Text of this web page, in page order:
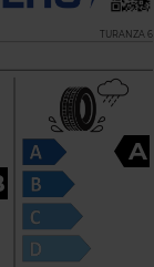
TURANZA 6
A